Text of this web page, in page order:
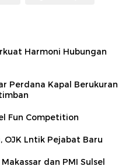
Harmoni Hubungan
Perdana Kapal Berukuran
Fun Competition
OJK Lntik Pejabat Baru
dan PMI Sulsel